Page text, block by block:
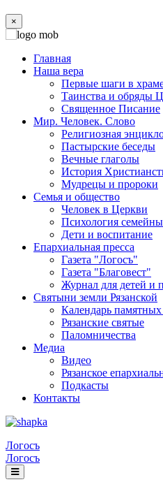
×
Главная
Наша вера
Первые шаги в
Таинства и обряды
Священное Писание
Мир. Человек. Слово
Религиозная
Пастырские беседы
Вечные глаголы
История
Мудрецы и пророки
Семья и общество
Человек в Церкви
Психология
Дети и воспитание
Епархиальная пресса
Газета "Логосъ"
Газета "Благовест"
Журнал для детей и
Святыни земли Рязанской
Календарь памятных
Рязанские святые
Паломничества
Медиа
Видео
Рязанское
Подкасты
Контакты
Логосъ
Логосъ